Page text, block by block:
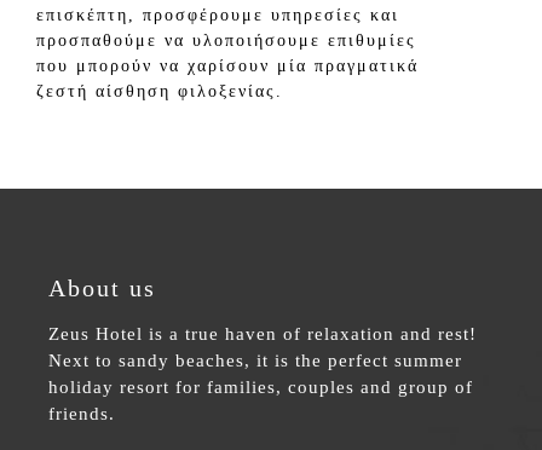
επισκέπτη, προσφέρουμε υπηρεσίες και
προσπαθούμε να υλοποιήσουμε επιθυμίες
που μπορούν να χαρίσουν μία πραγματικά
ζεστή αίσθηση φιλοξενίας.
About us
Zeus Hotel is a true haven of relaxation and rest!
Next to sandy beaches, it is the perfect summer
holiday resort for families, couples and group of
friends.